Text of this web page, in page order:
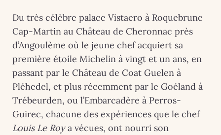
Du très célèbre palace Vistaero à Roquebrune
Cap-Martin au Château de Cheronnac près
d’Angoulème où le jeune chef acquiert sa
première étoile Michelin à vingt et un ans, en
passant par le Château de Coat Guelen à
Pléhedel, et plus récemment par le Goéland à
Trébeurden, ou l’Embarcadère à Perros-
Guirec, chacune des expériences que le chef
Louis Le Roya vécues, ont nourri son